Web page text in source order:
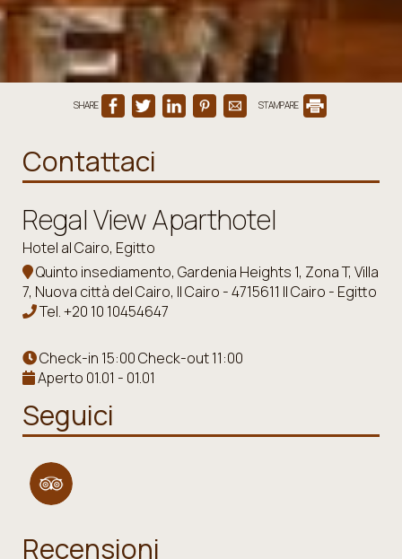
SHARE STAMPARE
Contattaci
Regal View Aparthotel
Hotel al Cairo, Egitto
Quinto insediamento, Gardenia Heights 1, Zona T, Villa
7, Nuova città del Cairo, Il Cairo - 4715611 Il Cairo - Egitto
Tel.+20 10 10454647
Check-in 15:00 Check-out 11:00
Aperto 01.01 - 01.01
Seguici
Recensioni